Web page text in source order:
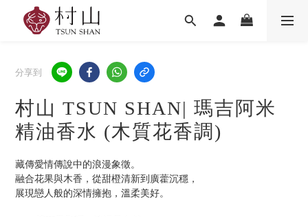
分享到
村山 TSUN SHAN| 瑪吉阿米
精油香水 (木質花香調)
藏傳愛情傳說中的浪漫象徵。
融合花果與木香，從甜橙清新到廣藿沉穩，
展現戀人般的深情擁抱，溫柔美好。